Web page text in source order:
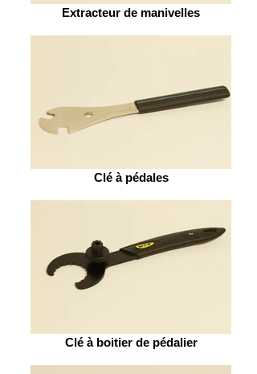
Extracteur de manivelles
Clé à pédales
Clé à boitier de pédalier